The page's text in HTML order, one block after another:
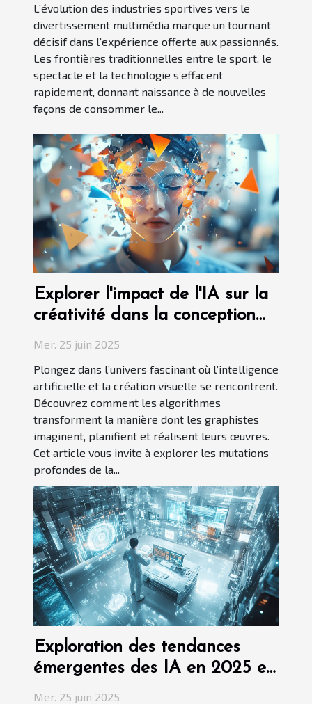
L’évolution des industries sportives vers le
divertissement multimédia marque un tournant
décisif dans l’expérience offerte aux passionnés.
Les frontières traditionnelles entre le sport, le
spectacle et la technologie s’effacent
rapidement, donnant naissance à de nouvelles
façons de consommer le...
Explorer l'impact de l'IA sur la
créativité dans la conception
Mer. 25 juin 2025
Plongez dans l’univers fascinant où l’intelligence
artificielle et la création visuelle se rencontrent.
Découvrez comment les algorithmes
transforment la manière dont les graphistes
imaginent, planifient et réalisent leurs œuvres.
Cet article vous invite à explorer les mutations
profondes de la...
Exploration des tendances
émergentes des IA en 2025 et
Mer. 25 juin 2025